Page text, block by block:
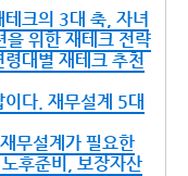
크의 3대 축, 자녀
을 위한 재테크 전략
대별 재테크 추천
다. 재무설계 5대
무설계가 필요한
후준비, 보장자산